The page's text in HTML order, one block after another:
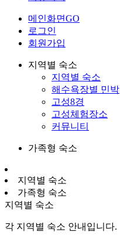
메인화면GO
로그인
회원가입
지역별 숙소
지역별 숙소
해수욕장별 민박
고성8경
고성체험장소
커뮤니티
가족형 숙소
지역별 숙소
가족형 숙소
지역별 숙소
각 지역별 숙소 안내입니다.